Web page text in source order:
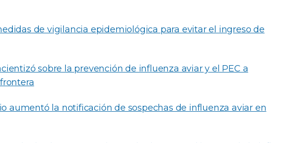
de vigilancia epidemiológica para evitar el ingreso de
sobre la prevención de influenza aviar y el PEC a
aumentó la notificación de sospechas de influenza aviar en